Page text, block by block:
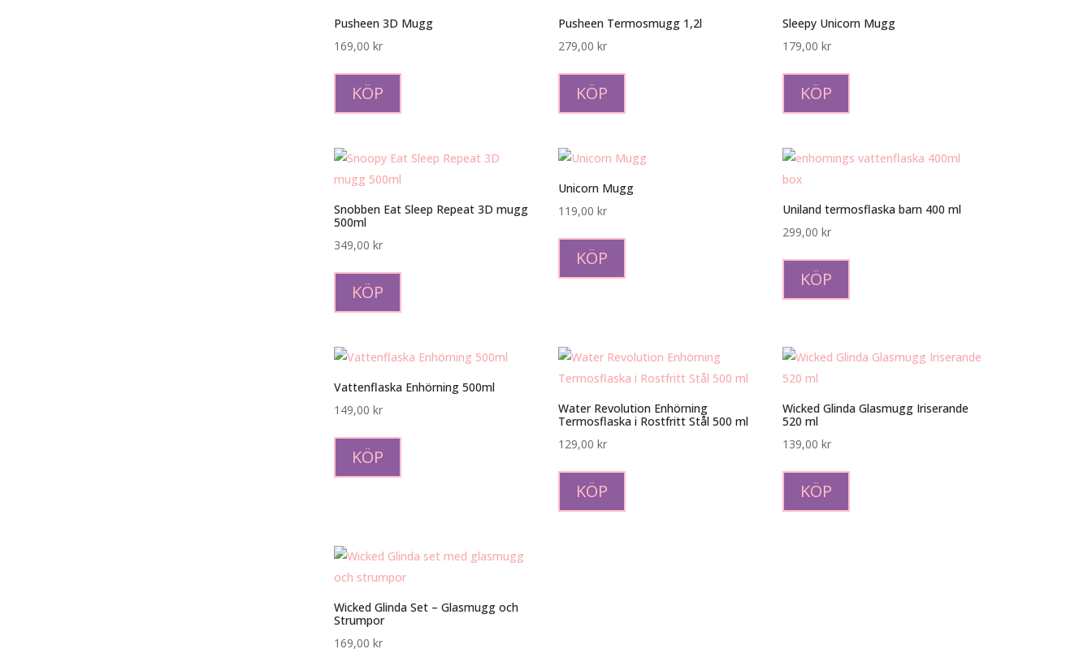
Pusheen 3D Mugg
169,00kr
KÖP
Pusheen Termosmugg 1,2l
279,00kr
KÖP
Sleepy Unicorn Mugg
179,00 kr
KÖP
flera
olika
kan
på
Snobben Eat Sleep Repeat 3D mugg
500ml
349,00kr
KÖP
Unicorn Mugg
119,00kr
KÖP
De
olika
alternativen
kan
Uniland termosflaska barn 400 ml
299,00 kr
KÖP
Vattenflaska Enhörning 500ml
149,00kr
KÖP
Water Revolution Enhörning
Termosflaska i Rostfritt Stål 500 ml
129,00kr
KÖP
Wicked Glinda Glasmugg Iriserande
520 ml
139,00 kr
KÖP
Wicked Glinda Set – Glasmugg och
Strumpor
169,00kr